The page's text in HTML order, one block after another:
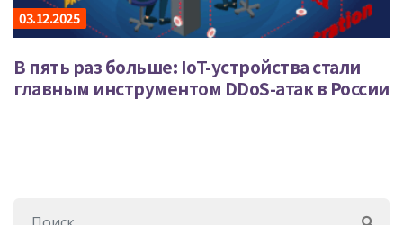
03.12.2025
В пять раз больше: IoT-устройства стали
главным инструментом DDoS-атак в России